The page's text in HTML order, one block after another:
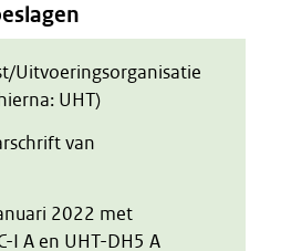
Uitvoeringsorganisatie
UHT)
van
2022 met
I A en UHT-DH5 A